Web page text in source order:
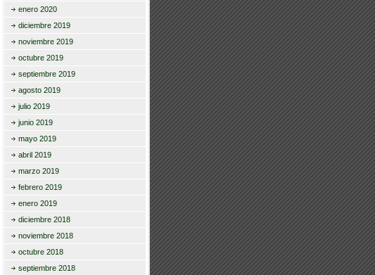
enero 2020
diciembre 2019
noviembre 2019
octubre 2019
septiembre 2019
agosto 2019
julio 2019
junio 2019
mayo 2019
abril 2019
marzo 2019
febrero 2019
enero 2019
diciembre 2018
noviembre 2018
octubre 2018
septiembre 2018